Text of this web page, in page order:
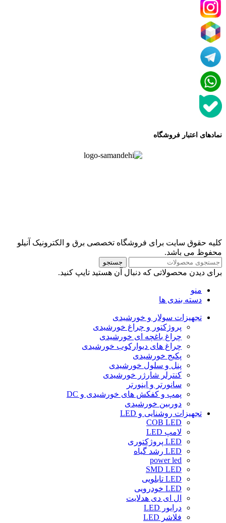
نمادهای اعتبار فروشگاه
کلیه حقوق سایت برای فروشگاه تخصصی برق و الکترونیک آنیلو
محفوظ می باشد.
جستجو
برای دیدن محصولاتی که دنبال آن هستید تایپ کنید.
منو
دسته بندی ها
تجهیزات سولار و خورشیدی
پروژکتور و چراغ خورشیدی
چراغ باغچه ای خورشیدی
چراغ های دیوارکوب خورشیدی
پکیج خورشیدی
پنل و سلول خورشیدی
کنترلر شارژر خورشیدی
سانورتر و اینورتر
پمپ و کفکش های خورشیدی و DC
دوربین خورشیدی
تجهیزات روشنایی و LED
COB LED
لامپ LED
LED پروژکتوری
LED رشد گیاه
power led
SMD LED
LED تابلویی
LED خودرویی
ال ای دی هدلایت
درایور LED
فلاشر LED